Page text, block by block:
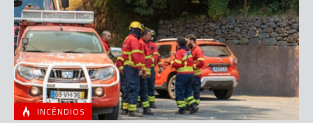
INCÊNDIOS